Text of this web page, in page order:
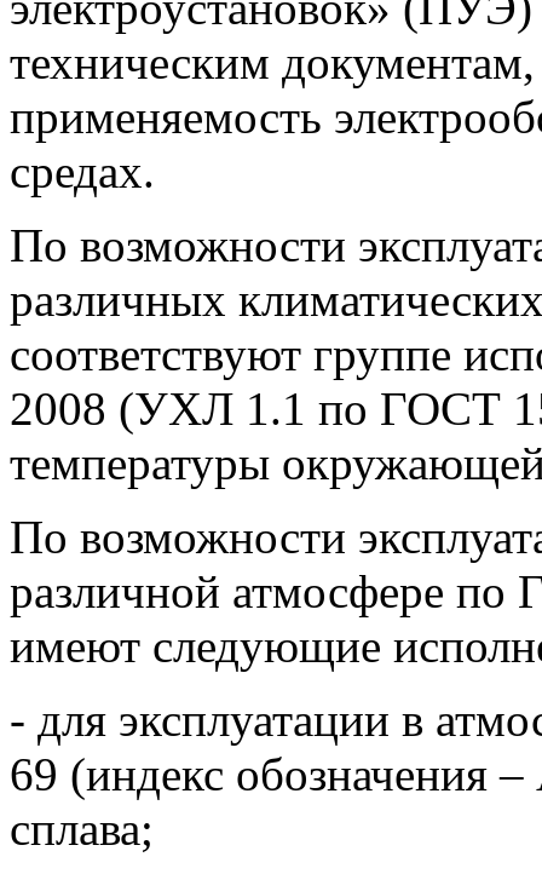
техническим
применяемость
средах.
По возможности
различных
соответствуют группе
2008 (УХЛ 1.1 по ГОСТ
температуры
По возможности
различной атмосфере
имеют следующие
- для эксплуатации в
69 (индекс обозначения
сплава;